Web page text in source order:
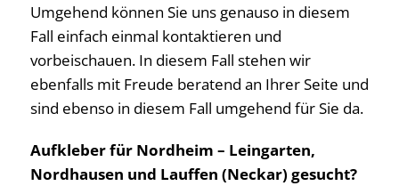
Umgehend können Sie uns genauso in diesem
Fall einfach einmal kontaktieren und
vorbeischauen. In diesem Fall stehen wir
ebenfalls mit Freude beratend an Ihrer Seite und
sind ebenso in diesem Fall umgehend für Sie da.
Aufkleber für Nordheim – Leingarten,
Nordhausen und Lauffen (Neckar) gesucht?